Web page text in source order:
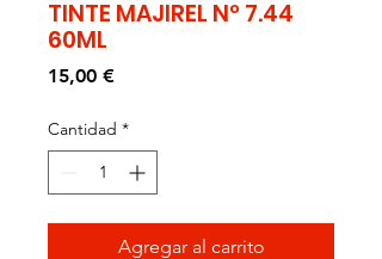
TINTE MAJIREL Nº 7.44
60ML
15,00 €Precio
Cantidad *
Agregar al carrito